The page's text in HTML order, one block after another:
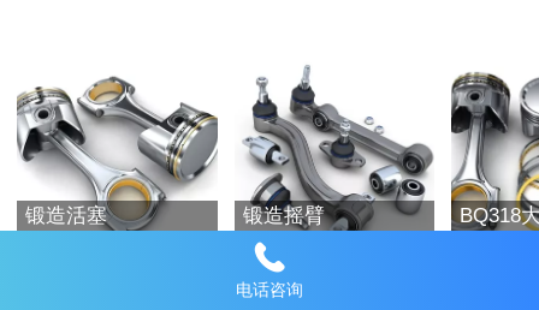
锻造活塞 锻造摇臂
BQ318
电话咨询